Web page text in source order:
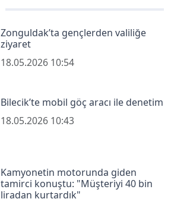
Zonguldak’ta gençlerden valiliğe
ziyaret
18.05.2026 10:54
Bilecik’te mobil göç aracı ile denetim
18.05.2026 10:43
Kamyonetin motorunda giden
tamirci konuştu: "Müşteriyi 40 bin
liradan kurtardık"